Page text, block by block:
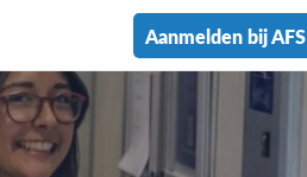
Aanmelden bij AFS